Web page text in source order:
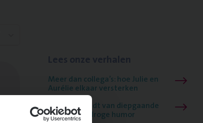
Meer dan collega’s: hoe Julie en
Aurélie elkaar versterken
Mathias houdt van diepgaande
dossiers én droge humor